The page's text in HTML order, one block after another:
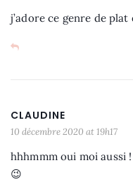
j’adore ce genre de
CLAUDINE
10 décembre 2020 at 19h17
hhhmmm oui moi aussi
😉